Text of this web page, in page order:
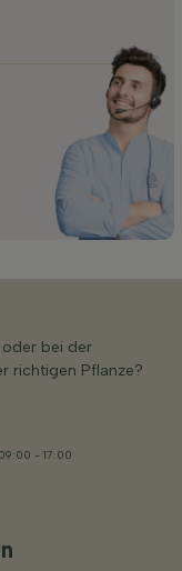
oder bei der
richtigen Pflanze?
- 17:00